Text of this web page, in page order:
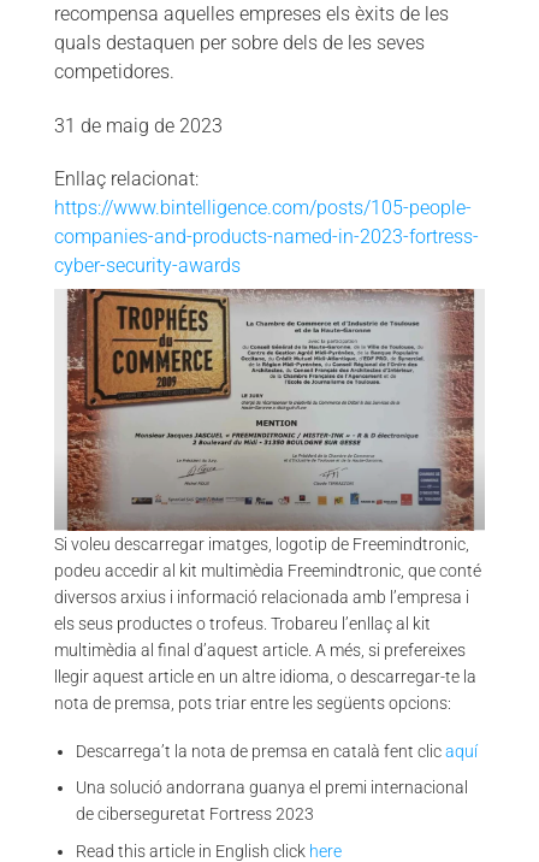
recompensa aquelles empreses els èxits de les
quals destaquen per sobre dels de les seves
competidores.
31 de maig de 2023
Enllaç relacionat:
https://www.bintelligence.com/posts/105-people-
companies-and-products-named-in-2023-fortress-
cyber-security-awards
ENTREPRENEUR AWARD – TROPHÉE DU COMMERCE 2009 |
FREEMINDTRONIC
Si voleu descarregar imatges, logotip de Freemindtronic,
podeu accedir al kit multimèdia Freemindtronic, que conté
diversos arxius i informació relacionada amb l’empresa i
els seus productes o trofeus. Trobareu l’enllaç al kit
multimèdia al final d’aquest article. A més, si prefereixes
llegir aquest article en un altre idioma, o descarregar-te la
nota de premsa, pots triar entre les següents opcions:
Descarrega’t la nota de premsa en català fent clicaquí
Una solució andorrana guanya el premi internacional
de ciberseguretat Fortress 2023
Read this article in English click here